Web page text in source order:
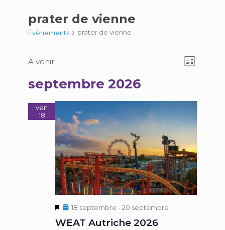
prater de vienne
Évènements prater de vienne
Évènements
parListe
À venir
une
date.
septembre 2026
ven
18
WEAT Autriche 2026
Mis
avant
18 septembre -20 septembre